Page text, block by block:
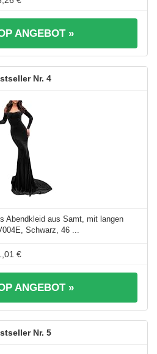
ANGEBOT »
4
Abendkleid aus Samt, mit langen
Schwarz, 46 ...
€
ANGEBOT »
5